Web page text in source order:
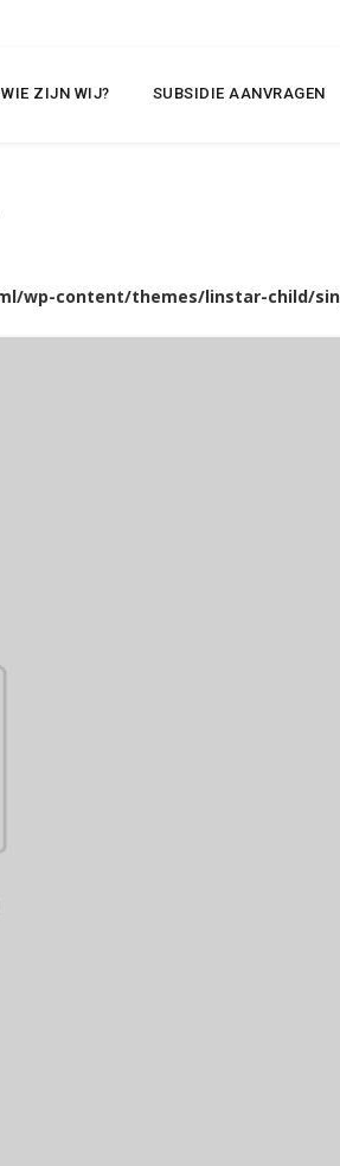
WIE ZIJN WIJ? SUBSIDIE AANVRAGEN
wp-content/themes/linstar-child/